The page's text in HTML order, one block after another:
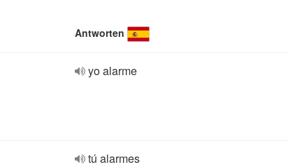
Antworten
yo alarme
tú alarmes